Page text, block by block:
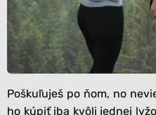
Poškuľuješ po ňom, no
ho kúpiť iba kvôli jednej